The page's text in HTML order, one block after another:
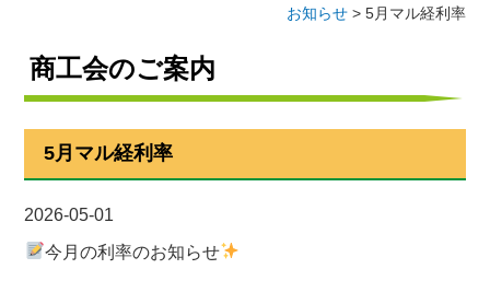
お知らせ> 5月マル経利率
商工会のご案内
5月マル経利率
2026-05-01
今月の利率のお知らせ